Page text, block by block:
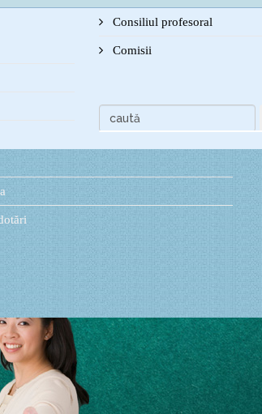
Consiliul profesoral
Comisii